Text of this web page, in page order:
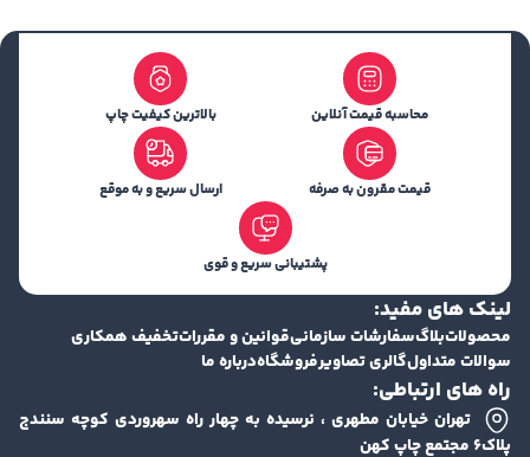
محاسبه قیمت آنلاین بالاترین کیفیت چاپ
قیمت مقرون به صرفه ارسال سریع و به موقع
پشتیبانی سریع و قوی
لینک های مفید:
محصولاتبلاگسفارشات سازمانیقوانین و مقرراتتخفیف همکاری
سوالات متداولگالری تصاویرفروشگاهدرباره ما
راه های ارتباطی:
تهران خیابان مطهری ، نرسیده به چهار راه سهروردی کوچه سنندج
پلاک۶ مجتمع چاپ کهن